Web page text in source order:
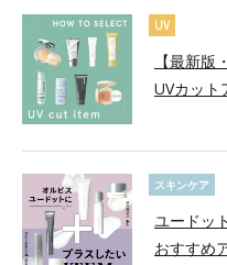
UV
【最新
UVカット
スキンケア
ユードッ
おすすめ